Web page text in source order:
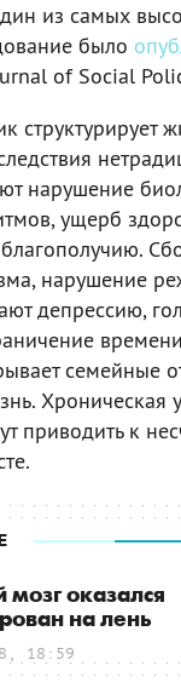
из самых
было
of Social
структурирует
нарушение
ущерб
нарушение
депрессию,
семейные
Хроническая
приводить к
мозг оказался
на лень
18:59